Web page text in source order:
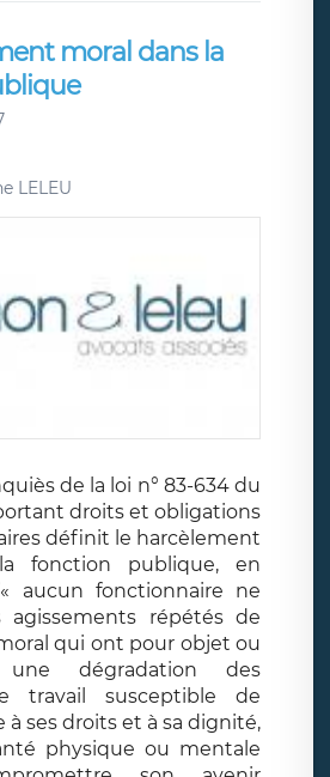
moral dans la
LELEU
de la loi n° 83-634 du
droits et obligations
définit le harcèlement
fonction publique, en
aucun fonctionnaire ne
répétés de
qui ont pour objet ou
dégradation des
travail susceptible de
ses droits et à sa dignité,
physique ou mentale